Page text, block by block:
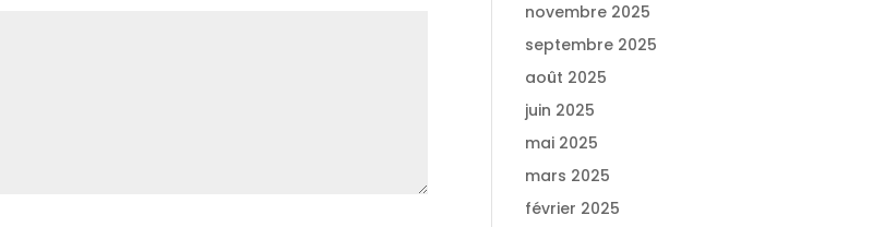
novembre 2025
septembre 2025
août 2025
juin 2025
mai 2025
mars 2025
février 2025